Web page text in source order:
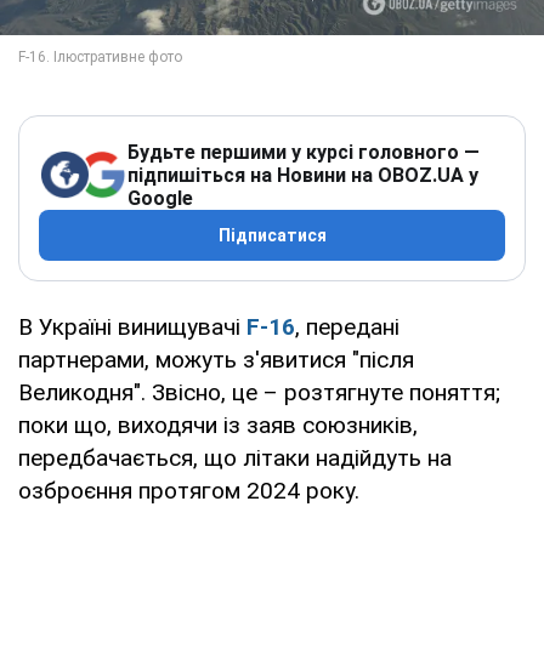
Будьте першими у курсі головного —
підпишіться на Новини на OBOZ.UA у
Google
Підписатися
В Україні винищувачі F-16, передані
партнерами, можуть з'явитися "після
Великодня". Звісно, це – розтягнуте поняття;
поки що, виходячи із заяв союзників,
передбачається, що літаки надійдуть на
озброєння протягом 2024 року.